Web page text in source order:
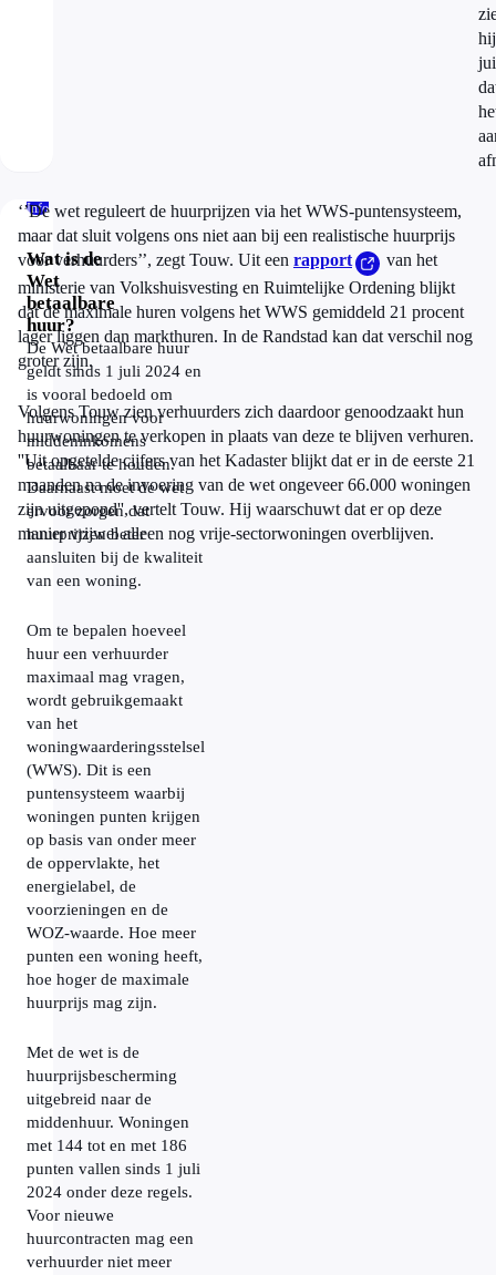
hij
Info
Wat is de
Wet
betaalbare
huur?
De Wet betaalbare huur
geldt sinds 1 juli 2024 en
is vooral bedoeld om
huurwoningen voor
middeninkomens
betaalbaar te houden.
Daarnaast moet de wet
ervoor zorgen dat
huurprijzen beter
aansluiten bij de kwaliteit
van een woning.
Om te bepalen hoeveel
huur een verhuurder
maximaal mag vragen,
wordt gebruikgemaakt
van het
woningwaarderingsstelsel
(WWS). Dit is een
puntensysteem waarbij
woningen punten krijgen
op basis van onder meer
de oppervlakte, het
energielabel, de
voorzieningen en de
WOZ-waarde. Hoe meer
punten een woning heeft,
hoe hoger de maximale
huurprijs mag zijn.
Met de wet is de
huurprijsbescherming
uitgebreid naar de
middenhuur. Woningen
met 144 tot en met 186
punten vallen sinds 1 juli
2024 onder deze regels.
Voor nieuwe
huurcontracten mag een
verhuurder niet meer
‘’De wet reguleert de huurprijzen via het WWS-puntensysteem,
maar dat sluit volgens ons niet aan bij een realistische huurprijs
voor verhuurders’’, zegt Touw. Uit een rapport
van het
ministerie van Volkshuisvesting en Ruimtelijke Ordening blijkt
dat de maximale huren volgens het WWS gemiddeld 21 procent
lager liggen dan markthuren. In de Randstad kan dat verschil nog
groter zijn.
Volgens Touw zien verhuurders zich daardoor genoodzaakt hun
huurwoningen te verkopen in plaats van deze te blijven verhuren.
''Uit opgetelde cijfers van het Kadaster blijkt dat er in de eerste 21
maanden na de invoering van de wet ongeveer 66.000 woningen
zijn uitgepond'', vertelt Touw. Hij waarschuwt dat er op deze
manier vrijwel alleen nog vrije-sectorwoningen overblijven.